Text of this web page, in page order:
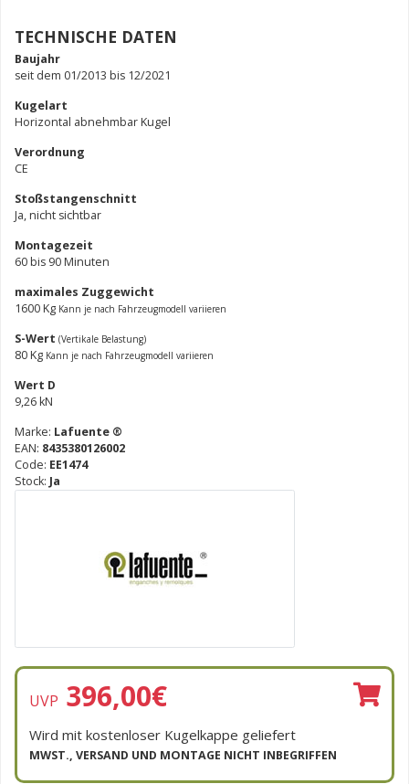
TECHNISCHE DATEN
Baujahr
seit dem 01/2013 bis 12/2021
Kugelart
Horizontal abnehmbar Kugel
Verordnung
CE
Stoßstangenschnitt
Ja, nicht sichtbar
Montagezeit
60 bis 90 Minuten
maximales Zuggewicht
1600 Kg Kann je nach Fahrzeugmodell variieren
S-Wert (Vertikale Belastung)
80 Kg Kann je nach Fahrzeugmodell variieren
Wert D
9,26 kN
Marke: Lafuente ®
EAN: 8435380126002
Code: EE1474
Stock: Ja
UVP 396,00€
Wird mit kostenloser Kugelkappe geliefert
MWST., VERSAND UND MONTAGE NICHT INBEGRIFFEN